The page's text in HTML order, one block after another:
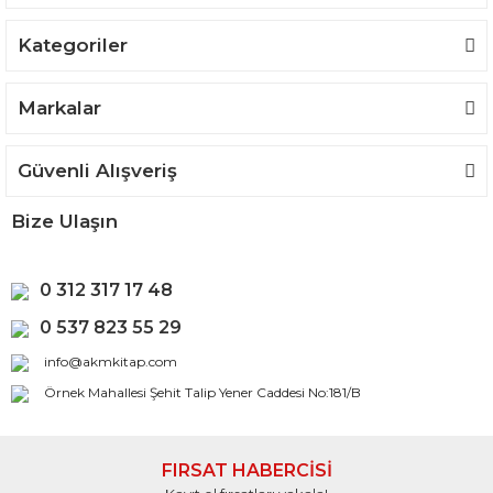
Kategoriler
Markalar
Güvenli Alışveriş
Bize Ulaşın
0 312 317 17 48
0 537 823 55 29
info@akmkitap.com
Örnek Mahallesi Şehit Talip Yener Caddesi No:181/B
FIRSAT HABERCİSİ